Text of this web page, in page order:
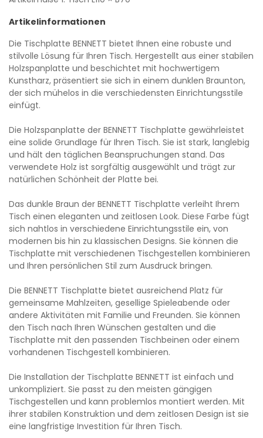
Artikelinformationen
Die Tischplatte BENNETT bietet Ihnen eine robuste und
stilvolle Lösung für Ihren Tisch. Hergestellt aus einer stabilen
Holzspanplatte und beschichtet mit hochwertigem
Kunstharz, präsentiert sie sich in einem dunklen Braunton,
der sich mühelos in die verschiedensten Einrichtungsstile
einfügt.
Die Holzspanplatte der BENNETT Tischplatte gewährleistet
eine solide Grundlage für Ihren Tisch. Sie ist stark, langlebig
und hält den täglichen Beanspruchungen stand. Das
verwendete Holz ist sorgfältig ausgewählt und trägt zur
natürlichen Schönheit der Platte bei.
Das dunkle Braun der BENNETT Tischplatte verleiht Ihrem
Tisch einen eleganten und zeitlosen Look. Diese Farbe fügt
sich nahtlos in verschiedene Einrichtungsstile ein, von
modernen bis hin zu klassischen Designs. Sie können die
Tischplatte mit verschiedenen Tischgestellen kombinieren
und Ihren persönlichen Stil zum Ausdruck bringen.
Die BENNETT Tischplatte bietet ausreichend Platz für
gemeinsame Mahlzeiten, gesellige Spieleabende oder
andere Aktivitäten mit Familie und Freunden. Sie können
den Tisch nach Ihren Wünschen gestalten und die
Tischplatte mit den passenden Tischbeinen oder einem
vorhandenen Tischgestell kombinieren.
Die Installation der Tischplatte BENNETT ist einfach und
unkompliziert. Sie passt zu den meisten gängigen
Tischgestellen und kann problemlos montiert werden. Mit
ihrer stabilen Konstruktion und dem zeitlosen Design ist sie
eine langfristige Investition für Ihren Tisch.